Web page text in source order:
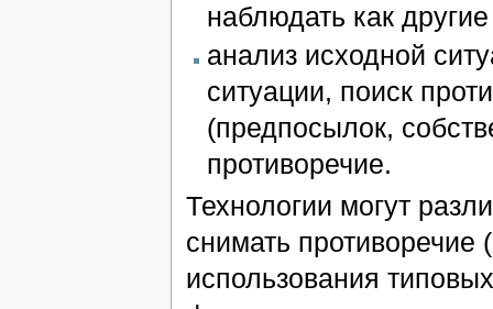
наблюдать как
анализ исходной
ситуации, поиск
(предпосылок,
противоречие.
Технологии могут
снимать
использования